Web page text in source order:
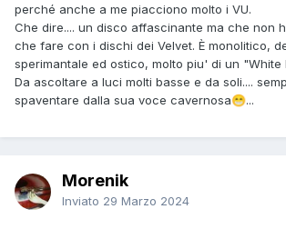
perché anche a me piacciono molto i VU.
Che dire.... un disco affascinante ma che non
che fare con i dischi dei Velvet. È monolitico,
sperimantale ed ostico, molto piu' di un "White
Da ascoltare a luci molti basse e da soli....
spaventare dalla sua voce cavernosa😁...
Morenik
Inviato 29 Marzo 2024